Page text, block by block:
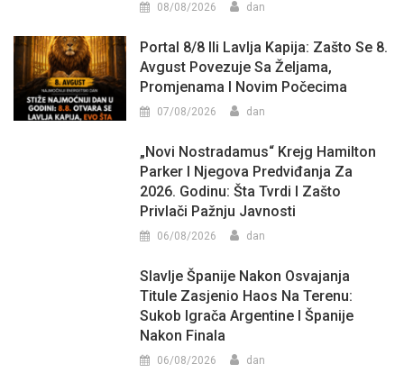
08/08/2026 dan
Portal 8/8 Ili Lavlja Kapija: Zašto Se 8.
Avgust Povezuje Sa Željama,
Promjenama I Novim Počecima
07/08/2026 dan
„Novi Nostradamus“ Krejg Hamilton
Parker I Njegova Predviđanja Za
2026. Godinu: Šta Tvrdi I Zašto
Privlači Pažnju Javnosti
06/08/2026 dan
Slavlje Španije Nakon Osvajanja
Titule Zasjenio Haos Na Terenu:
Sukob Igrača Argentine I Španije
Nakon Finala
06/08/2026 dan